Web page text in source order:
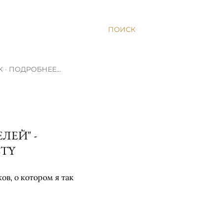
ПОИСК
ПОДРОБНЕЕ…
-
о котором я так